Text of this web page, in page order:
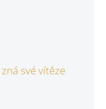
své vítěze